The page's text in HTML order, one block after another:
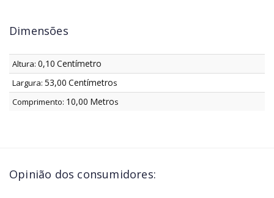
Dimensões
Altura: 0,10 Centímetro
Largura: 53,00 Centímetros
Comprimento: 10,00 Metros
Opinião dos consumidores: